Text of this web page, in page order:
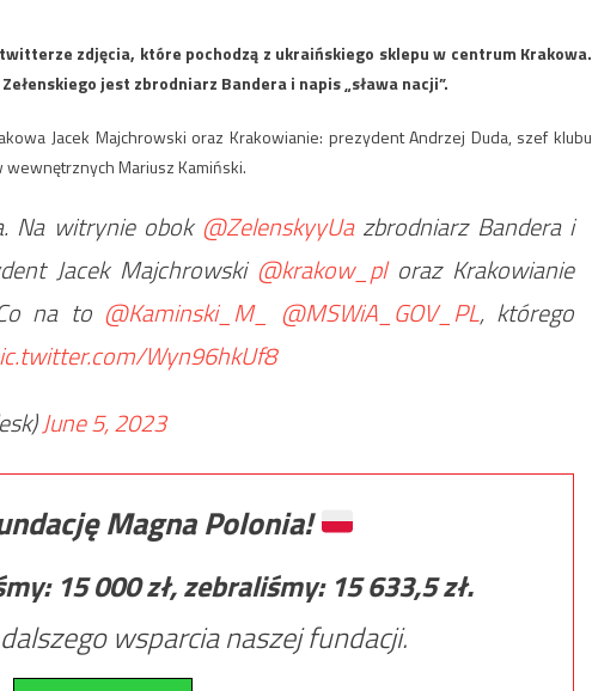
zdjęcia, które pochodzą z ukraińskiego sklepu w centrum Krakowa.
jest zbrodniarz Bandera i napis „sława nacji”.
Jacek Majchrowski oraz Krakowianie: prezydent Andrzej Duda, szef klubu
Mariusz Kamiński.
Na witrynie obok @ZelenskyyUazbrodniarz Bandera i
Jacek Majchrowski @krakow_ploraz Krakowianie
na to @Kaminski_M_ @MSWiA_GOV_PL, którego
Wyn96hkUf8
June 5, 2023
Magna Polonia!
15 000zł, zebraliśmy: 15 633,5zł.
wsparcia naszej fundacji.